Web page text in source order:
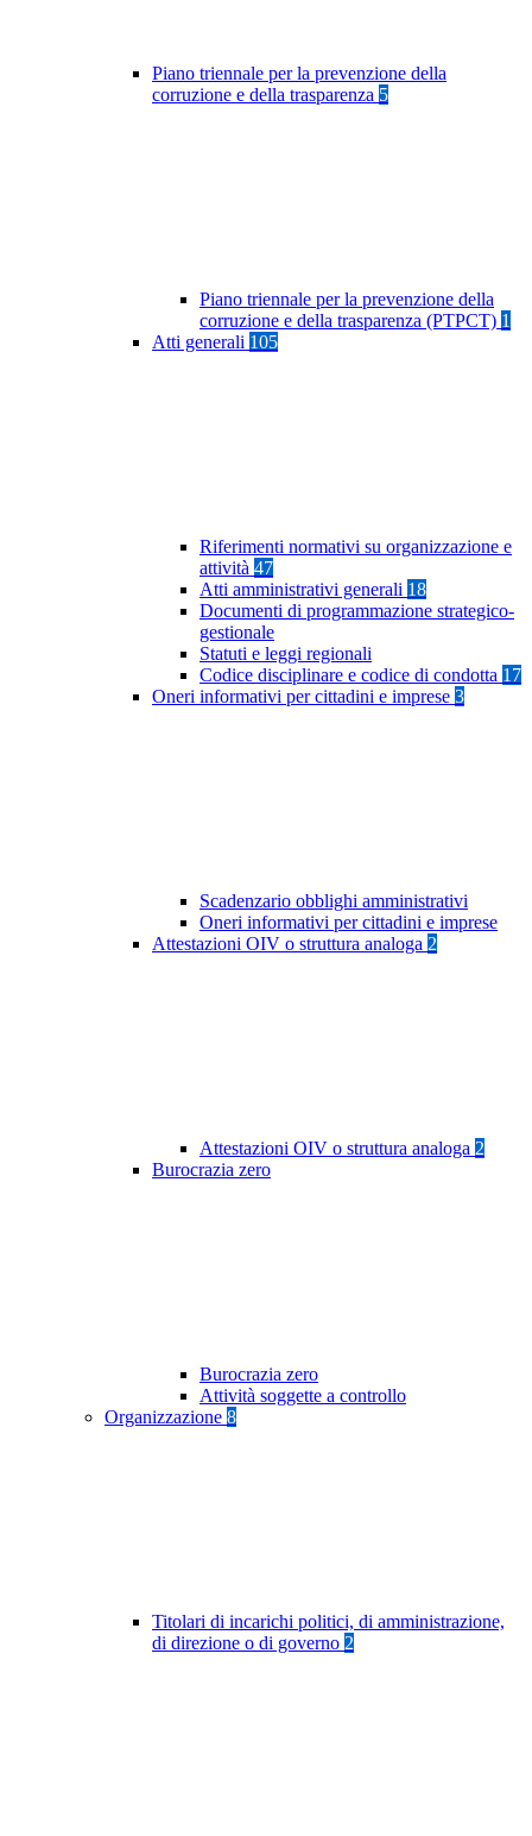
Piano triennale per la prevenzione della
corruzione e della trasparenza 5
Piano triennale per la prevenzione della
corruzione e della trasparenza (PTPCT) 1
Atti generali 105
Riferimenti normativi su organizzazione e
attività 47
Atti amministrativi generali 18
Documenti di programmazione strategico-
gestionale
Statuti e leggi regionali
Codice disciplinare e codice di condotta 17
Oneri informativi per cittadini e imprese 3
Scadenzario obblighi amministrativi
Oneri informativi per cittadini e imprese
Attestazioni OIV o struttura analoga 2
Attestazioni OIV o struttura analoga 2
Burocrazia zero
Burocrazia zero
Attività soggette a controllo
Organizzazione 8
Titolari di incarichi politici, di amministrazione,
di direzione o di governo 2